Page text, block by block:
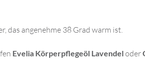
das angenehme 38 Grad warm ist.
Evelia Körperpflegeöl Lavendeloder